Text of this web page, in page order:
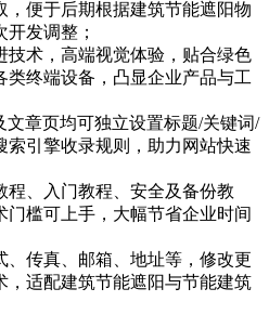
，便于后期根据建筑节能遮阳物
发调整；
技术，高端视觉体验，贴合绿色
类终端设备，凸显企业产品与工
文章页均可独立设置标题/关键词/
索引擎收录规则，助力网站快速
程、入门教程、安全及备份教
门槛可上手，大幅节省企业时间
、传真、邮箱、地址等，修改更
，适配建筑节能遮阳与节能建筑